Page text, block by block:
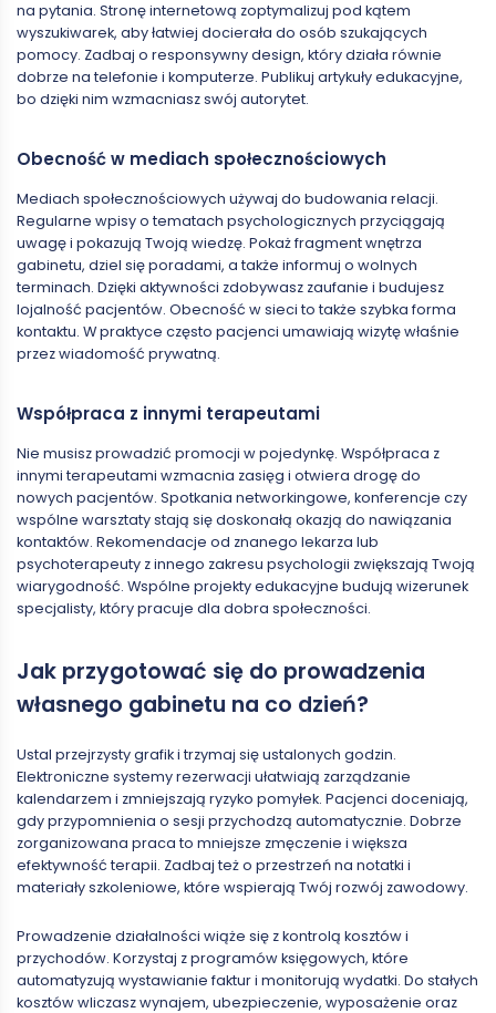
na pytania. Stronę internetową zoptymalizuj pod kątem
wyszukiwarek, aby łatwiej docierała do osób szukających
pomocy. Zadbaj o responsywny design, który działa równie
dobrze na telefonie i komputerze. Publikuj artykuły edukacyjne,
bo dzięki nim wzmacniasz swój autorytet.
Obecność w mediach społecznościowych
Mediach społecznościowych używaj do budowania relacji.
Regularne wpisy o tematach psychologicznych przyciągają
uwagę i pokazują Twoją wiedzę. Pokaż fragment wnętrza
gabinetu, dziel się poradami, a także informuj o wolnych
terminach. Dzięki aktywności zdobywasz zaufanie i budujesz
lojalność pacjentów. Obecność w sieci to także szybka forma
kontaktu. W praktyce często pacjenci umawiają wizytę właśnie
przez wiadomość prywatną.
Współpraca z innymi terapeutami
Nie musisz prowadzić promocji w pojedynkę. Współpraca z
innymi terapeutami wzmacnia zasięg i otwiera drogę do
nowych pacjentów. Spotkania networkingowe, konferencje czy
wspólne warsztaty stają się doskonałą okazją do nawiązania
kontaktów. Rekomendacje od znanego lekarza lub
psychoterapeuty z innego zakresu psychologii zwiększają Twoją
wiarygodność. Wspólne projekty edukacyjne budują wizerunek
specjalisty, który pracuje dla dobra społeczności.
Jak przygotować się do prowadzenia
własnego gabinetu na co dzień?
Ustal przejrzysty grafik i trzymaj się ustalonych godzin.
Elektroniczne systemy rezerwacji ułatwiają zarządzanie
kalendarzem i zmniejszają ryzyko pomyłek. Pacjenci doceniają,
gdy przypomnienia o sesji przychodzą automatycznie. Dobrze
zorganizowana praca to mniejsze zmęczenie i większa
efektywność terapii. Zadbaj też o przestrzeń na notatki i
materiały szkoleniowe, które wspierają Twój rozwój zawodowy.
Prowadzenie działalności wiąże się z kontrolą kosztów i
przychodów. Korzystaj z programów księgowych, które
automatyzują wystawianie faktur i monitorują wydatki. Do stałych
kosztów wliczasz wynajem, ubezpieczenie, wyposażenie oraz